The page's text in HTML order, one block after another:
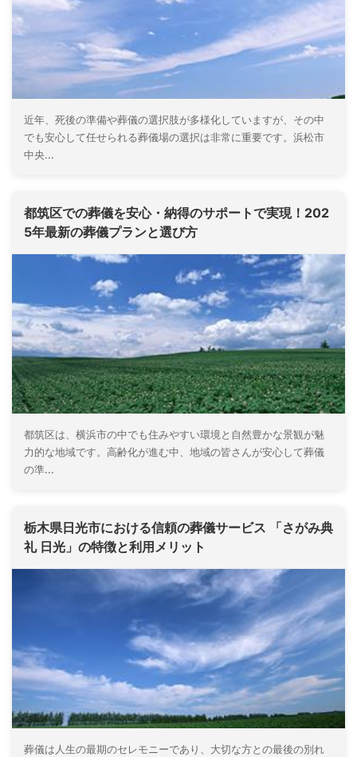
近年、死後の準備や葬儀の選択肢が多様化していますが、その中
でも安心して任せられる葬儀場の選択は非常に重要です。浜松市
中央...
都筑区での葬儀を安心・納得のサポートで実現！202
5年最新の葬儀プランと選び方
都筑区は、横浜市の中でも住みやすい環境と自然豊かな景観が魅
力的な地域です。高齢化が進む中、地域の皆さんが安心して葬儀
の準...
栃木県日光市における信頼の葬儀サービス 「さがみ典
礼 日光」の特徴と利用メリット
葬儀は人生の最期のセレモニーであり、大切な方との最後の別れ